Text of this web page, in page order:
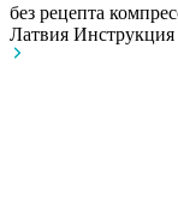
без рецепта
Латвия Инструкция